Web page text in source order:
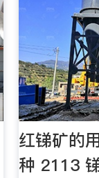
红锑矿的
种 2113